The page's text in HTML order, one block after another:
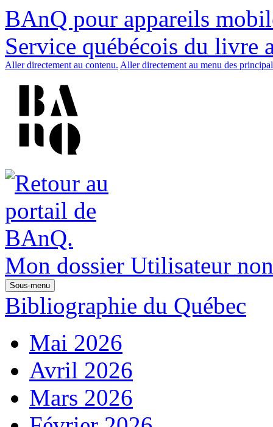
BAnQ pour appareils
Service québécois du livre
Aller directement au contenu. Aller directement au menu des
Mon dossier Utilisateur
Sous-menu
Bibliographie du Québec
Mai 2026
Avril 2026
Mars 2026